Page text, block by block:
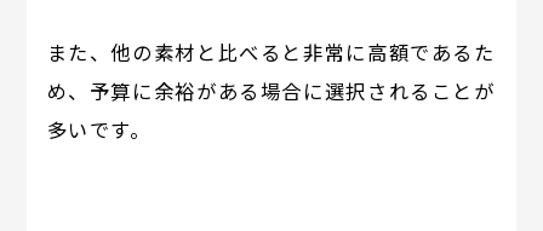
また、他の素材と比べると非常に高額であるた
め、予算に余裕がある場合に選択されることが
多いです。